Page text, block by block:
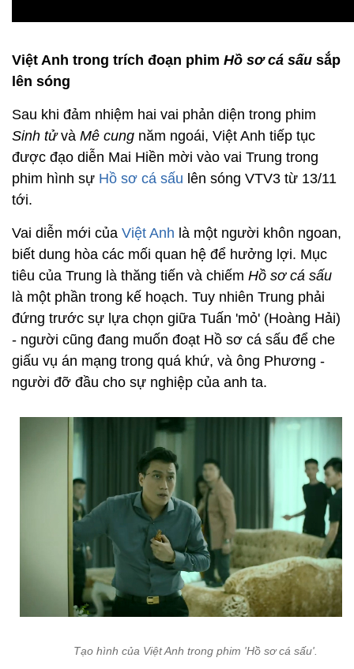
Việt Anh trong trích đoạn phim Hồ sơ cá sấu sắp
lên sóng
Sau khi đảm nhiệm hai vai phản diện trong phim
Sinh tửvà Mê cung năm ngoái, Việt Anh tiếp tục
được đạo diễn Mai Hiền mời vào vai Trung trong
phim hình sự Hồ sơ cá sấu lên sóng VTV3 từ 13/11
tới.
Vai diễn mới của Việt Anh là một người khôn ngoan,
biết dung hòa các mối quan hệ để hưởng lợi. Mục
tiêu của Trung là thăng tiến và chiếm Hồ sơ cá sấu
là một phần trong kế hoạch. Tuy nhiên Trung phải
đứng trước sự lựa chọn giữa Tuấn 'mỏ' (Hoàng Hải)
- người cũng đang muốn đoạt Hồ sơ cá sấu để che
giấu vụ án mạng trong quá khứ, và ông Phương -
người đỡ đầu cho sự nghiệp của anh ta.
Tạo hình của Việt Anh trong phim 'Hồ sơ cá sấu'.